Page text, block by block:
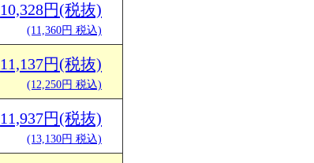
10,328円(税抜)
(11,360円 税込)
11,137円(税抜)
(12,250円 税込)
11,937円(税抜)
(13,130円 税込)